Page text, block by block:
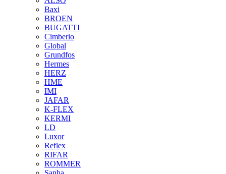
Baxi
BROEN
BUGATTI
Cimberio
Global
Grundfos
Hermes
HERZ
HME
IMI
JAFAR
K-FLEX
KERMI
LD
Luxor
Reflex
RIFAR
ROMMER